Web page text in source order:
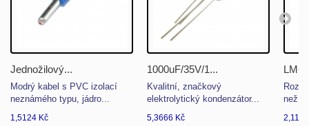
Jednožilový...
Modrý kabel s PVC izolací
neznámého typu, jádro...
1,5124 Kč
1000uF/35V/1...
Kvalitní, značkový
elektrolytický kondenzátor...
5,3666 Kč
než